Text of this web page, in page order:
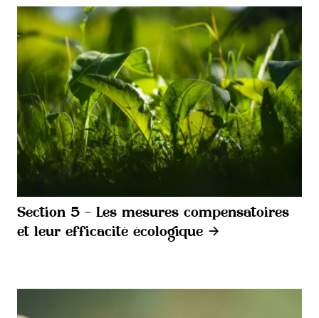
Section 5 - Les mesures compensatoires
et leur efficacité écologique